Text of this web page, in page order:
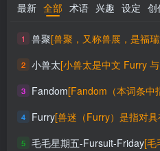
绒声回响 的 坠星记 还有 7 天
云幽岛 的 夏杳逐风纪 正在火
最新 全部 术语 兴趣 设定 创
1 兽聚[兽聚，又称兽展，是福瑞文化爱
2 小兽太[小兽太是中文 Furry 与
3 Fandom[Fandom（本词条中
4 Furry[兽迷（Furry）是指对具有人
5 毛毛星期五-Fursuit-Friday[毛毛